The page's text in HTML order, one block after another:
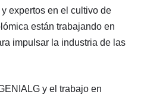
expertos en el cultivo de
están trabajando en
impulsar la industria de las
y el trabajo en